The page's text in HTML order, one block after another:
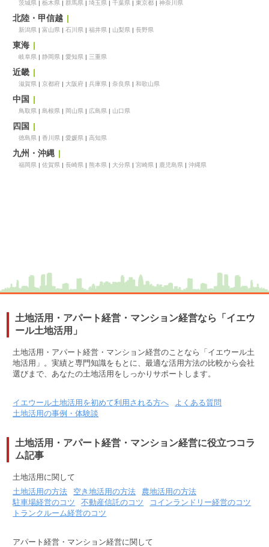
茨城県 栃木県 群馬県 埼玉県 千葉県 東京都 神奈川県
北陸・甲信越
新潟県 富山県 石川県 福井県 山梨県 長野県
東海
岐阜県 静岡県 愛知県 三重県
近畿
滋賀県 京都府 大阪府 兵庫県 奈良県 和歌山県
中国
鳥取県 島根県 岡山県 広島県 山口県
四国
徳島県 香川県 愛媛県 高知県
九州・沖縄
福岡県 佐賀県 長崎県 熊本県 大分県 宮崎県 鹿児島県 沖縄県
土地活用・アパート経営・マンション経営なら「イエウ
ール土地活用」
土地活用・アパート経営・マンション経営のことなら「イエウール土
地活用」。実績と専門知識をもとに、最適な活用方法の比較から会社
選びまで、あなたの土地活用をしっかりサポートします。
イエウール土地活用を初めて利用される方へ
よくある質問
土地活用の事例・体験談
土地活用・アパート経営・マンション経営に役立つコラ
ム記事
土地活用に関して
土地活用の方法
空き地活用の方法
農地活用の方法
駐車場経営のコツ
不動産信託のコツ
コインランドリー経営のコツ
トランクルーム経営のコツ
アパート経営・マンション経営に関して